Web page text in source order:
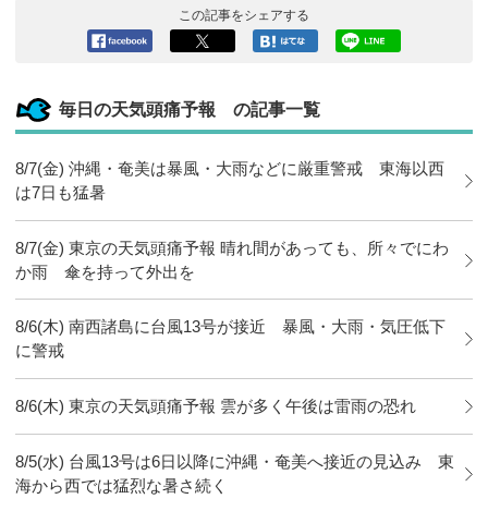
この記事をシェアする
ックマー
クに追加
毎日の天気頭痛予報 の記事一覧
8/7(金) 沖縄・奄美は暴風・大雨などに厳重警戒 東海以西
は7日も猛暑
8/7(金) 東京の天気頭痛予報 晴れ間があっても、所々でにわ
か雨 傘を持って外出を
8/6(木) 南西諸島に台風13号が接近 暴風・大雨・気圧低下
に警戒
8/6(木) 東京の天気頭痛予報 雲が多く午後は雷雨の恐れ
8/5(水) 台風13号は6日以降に沖縄・奄美へ接近の見込み 東
海から西では猛烈な暑さ続く